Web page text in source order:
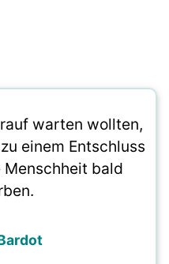
warten wollten,
einem Entschluss
bald